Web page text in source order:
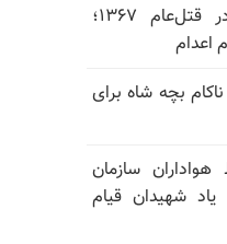
نقش مستقیم خمینی در قتل‌عام ۱۳۶۷؛
اعدام
بچه شاه برای
سازمان
شهیدان قیام